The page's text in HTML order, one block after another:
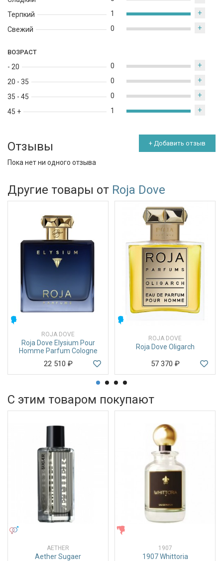
Терпкий
Свежий
1 +
0 +
ВОЗРАСТ
- 20
20 - 35
35 - 45
45 +
0 +
0 +
0 +
1 +
Отзывы + Добавить отзыв
Пока нет ни одного отзыва
Другие товары от Roja Dove
ROJA DOVE
Roja Dove Elysium Pour
Homme Parfum Cologne
22 510 ₽
ROJA DOVE
Roja Dove Oligarch
57 370 ₽
С этим товаром покупают
AETHER
Aether Sugaer
1907
1907 Whittoria